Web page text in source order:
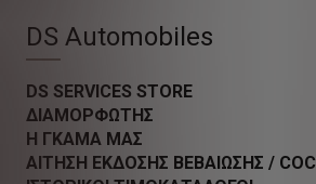
DS Automobiles
DS SERVICES STORE
ΔΙΑΜΟΡΦΩΤΗΣ
Η ΓΚΑΜΑ ΜΑΣ
ΑΙΤΗΣΗ ΕΚΔΟΣΗΣ ΒΕΒΑΙΩΣΗΣ / COC